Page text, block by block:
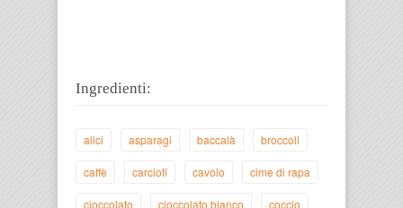
Ingredienti:
alici asparagi baccalà broccoli
caffè carciofi cavolo cime di rapa
cioccolato cioccolato bianco coccio